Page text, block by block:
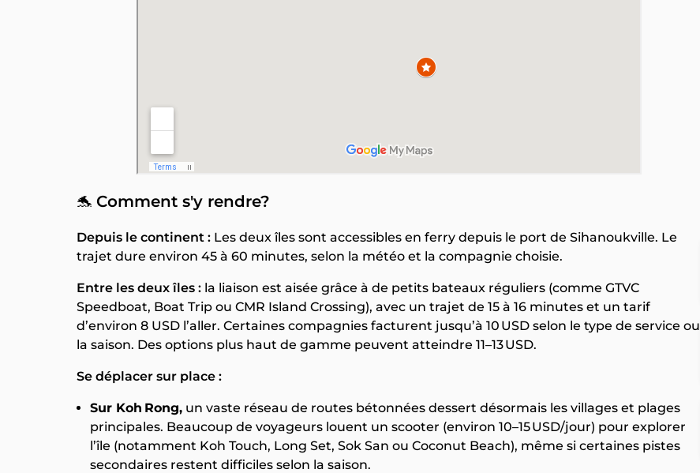
🐬 Comment s'y rendre?
Depuis le continent : Les deux îles sont accessibles en ferry depuis le port de Sihanoukville. Le
trajet dure environ 45 à 60 minutes, selon la météo et la compagnie choisie.
Entre les deux îles : la liaison est aisée grâce à de petits bateaux réguliers (comme GTVC
Speedboat, Boat Trip ou CMR Island Crossing), avec un trajet de 15 à 16 minutes et un tarif
d’environ 8 USD l’aller. Certaines compagnies facturent jusqu’à 10 USD selon le type de service ou
la saison. Des options plus haut de gamme peuvent atteindre 11–13 USD.
Se déplacer sur place :
Sur Koh Rong, un vaste réseau de routes bétonnées dessert désormais les villages et plages
principales. Beaucoup de voyageurs louent un scooter (environ 10–15 USD/jour) pour explorer
l’île (notamment Koh Touch, Long Set, Sok San ou Coconut Beach), même si certaines pistes
secondaires restent difficiles selon la saison.